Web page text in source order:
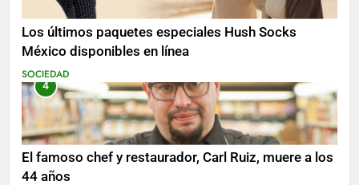
Los últimos paquetes especiales Hush Socks
México disponibles en línea
SOCIEDAD
4
El famoso chef y restaurador, Carl Ruiz, muere a los
44 años